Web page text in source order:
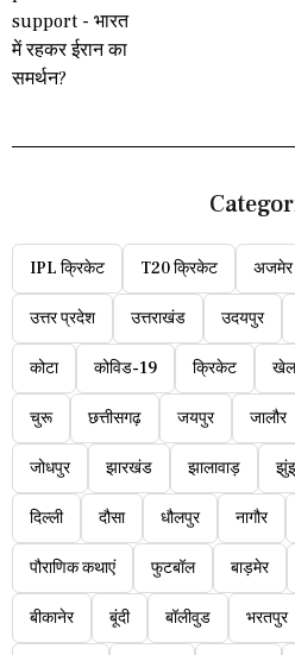
IPL क्रिकेट T20 क्रिकेट अजमेर
उत्तर प्रदेश उत्तराखंड उदयपुर
कोटा कोविड-19 क्रिकेट खेल
चुरू छत्तीसगढ़ जयपुर जालौर
जोधपुर झारखंड झालावाड़
दिल्ली दौसा धौलपुर नागौर
पौराणिक कथाएं फुटबॉल बाड़मेर
बीकानेर बूंदी बॉलीवुड भरतपुर